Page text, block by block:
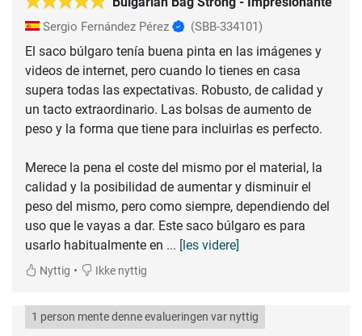
Sergio Fernández Pérez (SBB-334101)
El saco búlgaro tenía buena pinta en las imágenes y
videos de internet, pero cuando lo tienes en casa
supera todas las expectativas. Robusto, de calidad y
un tacto extraordinario. Las bolsas de aumento de
peso y la forma que tiene para incluirlas es perfecto.
Merece la pena el coste del mismo por el material, la
calidad y la posibilidad de aumentar y disminuir el
peso del mismo, pero como siempre, dependiendo del
uso que le vayas a dar. Este saco búlgaro es para
usarlo habitualmente en ... [les videre]
Nyttig • Ikke nyttig
1 person mente denne evalueringen var nyttig